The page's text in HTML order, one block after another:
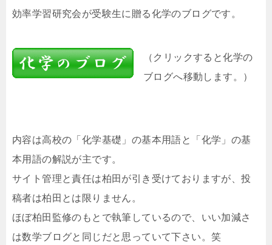
効率学習研究会が受験生に贈る化学のブログです。
（クリックすると化学の
ブログへ移動します。）
内容は高校の「化学基礎」の基本用語と「化学」の基
本用語の解説が主です。
サイト管理と責任は柏田が引き受けておりますが、投
稿者は柏田とは限りません。
ほぼ柏田監修のもとで執筆しているので、いい加減さ
は数学ブログと同じだと思っていて下さい。笑